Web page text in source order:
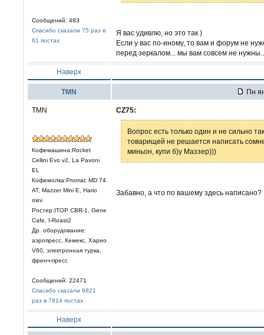
Сообщений: 483
Спасибо сказали 75 раз в
61 постах
Я вас удивлю, но это так )
Если у вас по-иному, то вам и форум не
перед зеркалом... мы вам совсем не
Наверх
TMN Пн
TMN
Кофемашина:Rocket
Cellini Evo v2, La Pavoni
EL
Кофемолка:Promac MD 74
AT, Mazzer Mini E, Hario
mini
Ростер:ITOP CBR-1, Gene
Cafe, I-Roast2
Др. оборудование:
аэропресс, Кемекс, Харио
V60, электронная турка,
френч-пресс
Сообщений: 22471
Спасибо сказали 9821
раз в 7814 постах
CZ75:
Вопрос есть только один и не сильно
товарищей не решается написать
миньон, купи б)у Маззер)))
Забавно, а что по вашему здесь написано?
Наверх